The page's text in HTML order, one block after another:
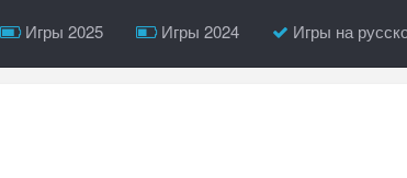
Игры 2025 Игры 2024 Игры на